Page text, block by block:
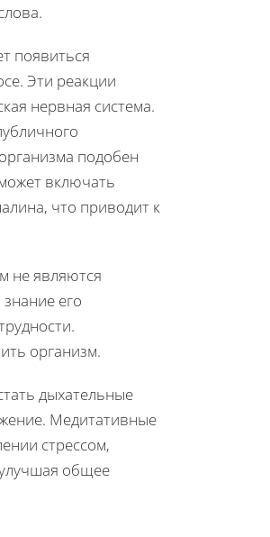
появиться
Эти реакции
нервная система.
подобен
включать
что приводит к
не являются
его
организм.
дыхательные
Медитативные
стрессом,
общее